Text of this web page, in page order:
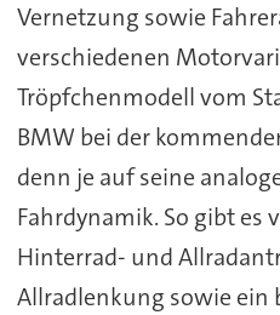
Vernetzung sowie
verschiedenen
Tröpfchenmodell vom
BMW bei der
denn je auf seine
Fahrdynamik. So gibt
Hinterrad- und
Allradlenkung sowie ein